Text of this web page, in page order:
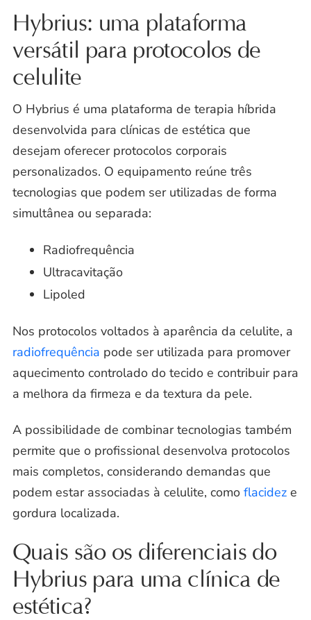
Hybrius: uma plataforma
versátil para protocolos de
celulite
O Hybrius é uma plataforma de terapia híbrida
desenvolvida para clínicas de estética que
desejam oferecer protocolos corporais
personalizados. O equipamento reúne três
tecnologias que podem ser utilizadas de forma
simultânea ou separada:
Radiofrequência
Ultracavitação
Lipoled
Nos protocolos voltados à aparência da celulite, a
radiofrequência pode ser utilizada para promover
aquecimento controlado do tecido e contribuir para
a melhora da firmeza e da textura da pele.
A possibilidade de combinar tecnologias também
permite que o profissional desenvolva protocolos
mais completos, considerando demandas que
podem estar associadas à celulite, como flacideze
gordura localizada.
Quais são os diferenciais do
Hybrius para uma clínica de
estética?